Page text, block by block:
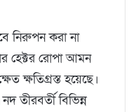
নিরুপন করা না
হেক্টর রোপা আমন
ক্ষতিগ্রস্ত হয়েছে।
তীরবর্তী বিভিন্ন